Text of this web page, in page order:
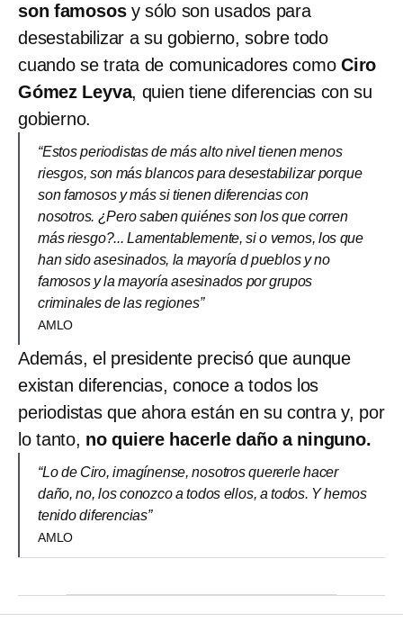
son famososy sólo son usados para
desestabilizar a su gobierno, sobre todo
cuando se trata de comunicadores comoCiro
Gómez Leyva, quien tiene diferencias con su
gobierno.
“Estos periodistas de más alto nivel tienen menos
riesgos, son más blancos para desestabilizar porque
son famosos y más si tienen diferencias con
nosotros. ¿Pero saben quiénes son los que corren
más riesgo?... Lamentablemente, si o vemos, los que
han sido asesinados, la mayoría d pueblos y no
famosos y la mayoría asesinados por grupos
criminales de las regiones”
AMLO
Además, el presidente precisó que aunque
existan diferencias, conoce a todos los
periodistas que ahora están en su contra y, por
lo tanto, no quiere hacerle daño a ninguno.
“Lo de Ciro, imagínense, nosotros quererle hacer
daño, no, los conozco a todos ellos, a todos. Y hemos
tenido diferencias”
AMLO